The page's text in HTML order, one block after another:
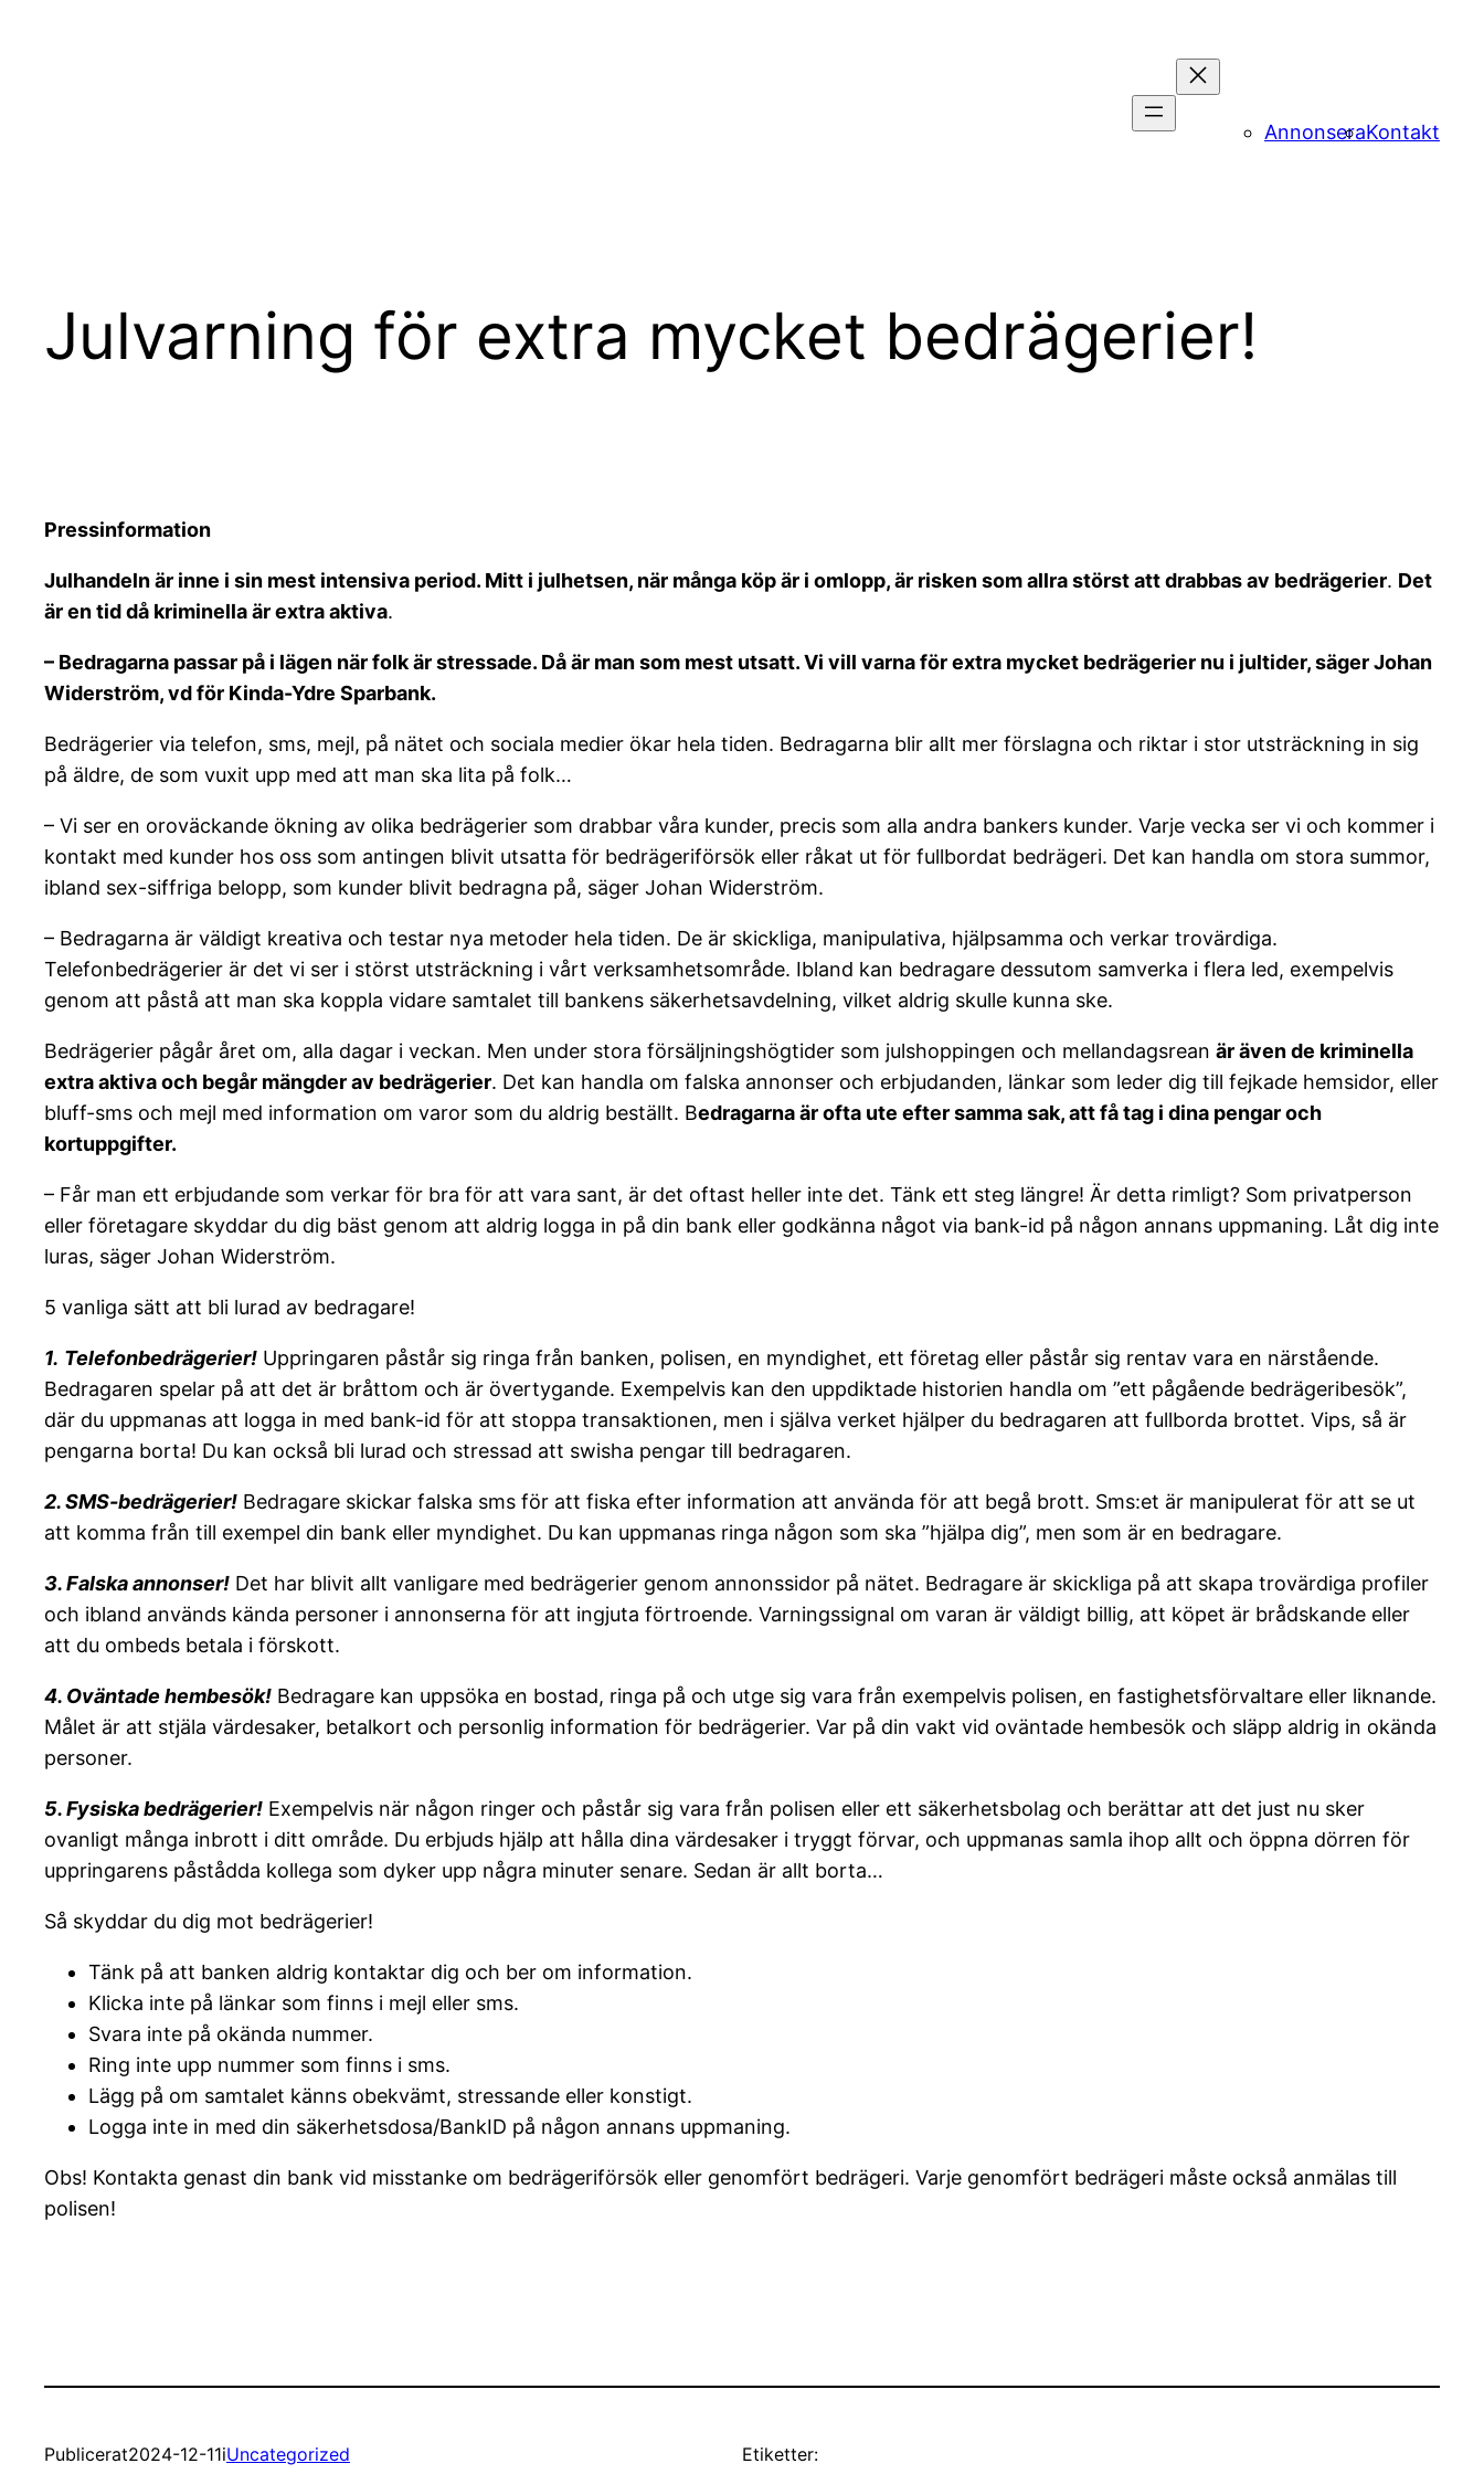
AnnonseraKontakt
Julvarning för extra mycket bedrägerier!
Pressinformation
Julhandeln är inne i sin mest intensiva period. Mitt i julhetsen, när många köp är i omlopp, är risken som allra störst att drabbas av bedrägerier. Det
är en tid då kriminella är extra aktiva.
– Bedragarna passar på i lägen när folk är stressade. Då är man som mest utsatt. Vi vill varna för extra mycket bedrägerier nu i jultider, säger Johan
Widerström, vd för Kinda-Ydre Sparbank.
Bedrägerier via telefon, sms, mejl, på nätet och sociala medier ökar hela tiden. Bedragarna blir allt mer förslagna och riktar i stor utsträckning in sig
på äldre, de som vuxit upp med att man ska lita på folk…
– Vi ser en oroväckande ökning av olika bedrägerier som drabbar våra kunder, precis som alla andra bankers kunder. Varje vecka ser vi och kommer i
kontakt med kunder hos oss som antingen blivit utsatta för bedrägeriförsök eller råkat ut för fullbordat bedrägeri. Det kan handla om stora summor,
ibland sex-siffriga belopp, som kunder blivit bedragna på, säger Johan Widerström.
– Bedragarna är väldigt kreativa och testar nya metoder hela tiden. De är skickliga, manipulativa, hjälpsamma och verkar trovärdiga.
Telefonbedrägerier är det vi ser i störst utsträckning i vårt verksamhetsområde. Ibland kan bedragare dessutom samverka i flera led, exempelvis
genom att påstå att man ska koppla vidare samtalet till bankens säkerhetsavdelning, vilket aldrig skulle kunna ske.
Bedrägerier pågår året om, alla dagar i veckan. Men under stora försäljningshögtider som julshoppingen och mellandagsrean är även de kriminella
extra aktiva och begår mängder av bedrägerier. Det kan handla om falska annonser och erbjudanden, länkar som leder dig till fejkade hemsidor, eller
bluff-sms och mejl med information om varor som du aldrig beställt. Bedragarna är ofta ute efter samma sak, att få tag i dina pengar och
kortuppgifter.
– Får man ett erbjudande som verkar för bra för att vara sant, är det oftast heller inte det. Tänk ett steg längre! Är detta rimligt? Som privatperson
eller företagare skyddar du dig bäst genom att aldrig logga in på din bank eller godkänna något via bank-id på någon annans uppmaning. Låt dig inte
luras, säger Johan Widerström.
5 vanliga sätt att bli lurad av bedragare!
1. Telefonbedrägerier! Uppringaren påstår sig ringa från banken, polisen, en myndighet, ett företag eller påstår sig rentav vara en närstående.
Bedragaren spelar på att det är bråttom och är övertygande. Exempelvis kan den uppdiktade historien handla om ”ett pågående bedrägeribesök”,
där du uppmanas att logga in med bank-id för att stoppa transaktionen, men i själva verket hjälper du bedragaren att fullborda brottet. Vips, så är
pengarna borta! Du kan också bli lurad och stressad att swisha pengar till bedragaren.
2. SMS-bedrägerier! Bedragare skickar falska sms för att fiska efter information att använda för att begå brott. Sms:et är manipulerat för att se ut
att komma från till exempel din bank eller myndighet. Du kan uppmanas ringa någon som ska ”hjälpa dig”, men som är en bedragare.
3. Falska annonser! Det har blivit allt vanligare med bedrägerier genom annonssidor på nätet. Bedragare är skickliga på att skapa trovärdiga profiler
och ibland används kända personer i annonserna för att ingjuta förtroende. Varningssignal om varan är väldigt billig, att köpet är brådskande eller
att du ombeds betala i förskott.
4. Oväntade hembesök! Bedragare kan uppsöka en bostad, ringa på och utge sig vara från exempelvis polisen, en fastighetsförvaltare eller liknande.
Målet är att stjäla värdesaker, betalkort och personlig information för bedrägerier. Var på din vakt vid oväntade hembesök och släpp aldrig in okända
personer.
5. Fysiska bedrägerier! Exempelvis när någon ringer och påstår sig vara från polisen eller ett säkerhetsbolag och berättar att det just nu sker
ovanligt många inbrott i ditt område. Du erbjuds hjälp att hålla dina värdesaker i tryggt förvar, och uppmanas samla ihop allt och öppna dörren för
uppringarens påstådda kollega som dyker upp några minuter senare. Sedan är allt borta…
Så skyddar du dig mot bedrägerier!
Tänk på att banken aldrig kontaktar dig och ber om information.
Klicka inte på länkar som finns i mejl eller sms.
Svara inte på okända nummer.
Ring inte upp nummer som finns i sms.
Lägg på om samtalet känns obekvämt, stressande eller konstigt.
Logga inte in med din säkerhetsdosa/BankID på någon annans uppmaning.
Obs! Kontakta genast din bank vid misstanke om bedrägeriförsök eller genomfört bedrägeri. Varje genomfört bedrägeri måste också anmälas till
polisen!
Publicerat2024-12-11iUncategorized Etiketter: